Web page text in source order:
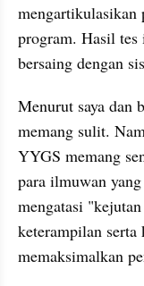
mengartikulasikan
program. Hasil
bersaing dengan
Menurut saya dan
memang sulit.
YYGS memang
para ilmuwan
mengatasi
keterampilan serta
memaksimalkan